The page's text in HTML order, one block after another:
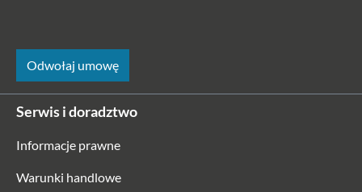
Odwołaj umowę
Serwis i doradztwo
Informacje prawne
Warunki handlowe